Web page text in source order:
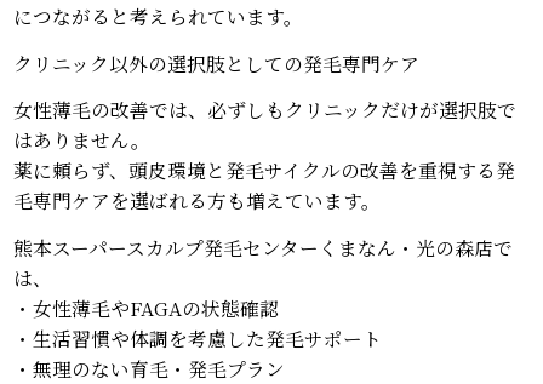
につながると考えられています。
クリニック以外の選択肢としての発毛専門ケア
女性薄毛の改善では、必ずしもクリニックだけが選択肢で
はありません。
薬に頼らず、頭皮環境と発毛サイクルの改善を重視する発
毛専門ケアを選ばれる方も増えています。
熊本スーパースカルプ発毛センターくまなん・光の森店で
は、
・女性薄毛やFAGAの状態確認
・生活習慣や体調を考慮した発毛サポート
・無理のない育毛・発毛プラン